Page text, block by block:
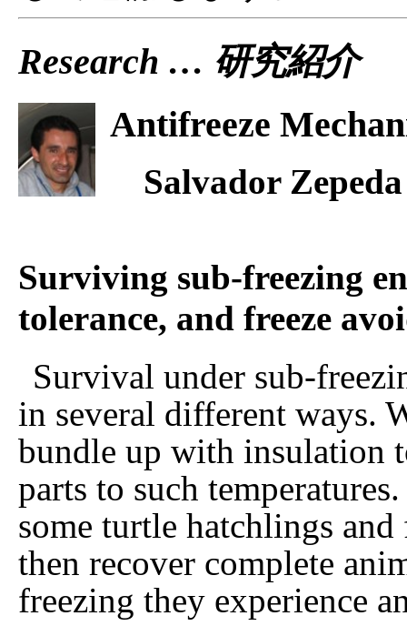
Research … 研究紹介
Antifreeze
Salvador
Surviving sub-freezing
tolerance, and freeze
Survival under sub-
in several different ways.
bundle up with insulation
parts to such
some turtle hatchlings
then recover complete
freezing they experience